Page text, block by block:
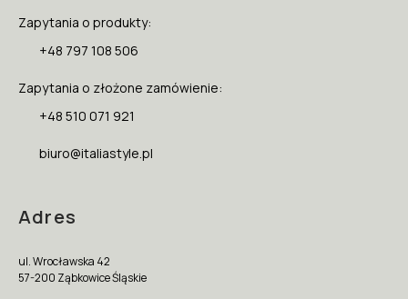
Zapytania o produkty:
+48 797 108 506
Zapytania o złożone zamówienie:
+48 510 071 921
biuro@italiastyle.pl
Adres
ul. Wrocławska 42
57-200 Ząbkowice Śląskie